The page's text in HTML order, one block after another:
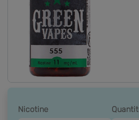
Nicotine